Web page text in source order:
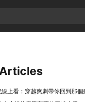
上看：穿越爽劇帶你回到那個